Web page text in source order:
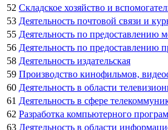
52 Складское хозяйство и
53 Деятельность почтовой связи и
55 Деятельность по предоставлению
56 Деятельность по предоставлению
58 Деятельность издательская
59 Производство кинофильмов,
60 Деятельность в области
61 Деятельность в сфере
62 Разработка компьютерного
63 Деятельность в области